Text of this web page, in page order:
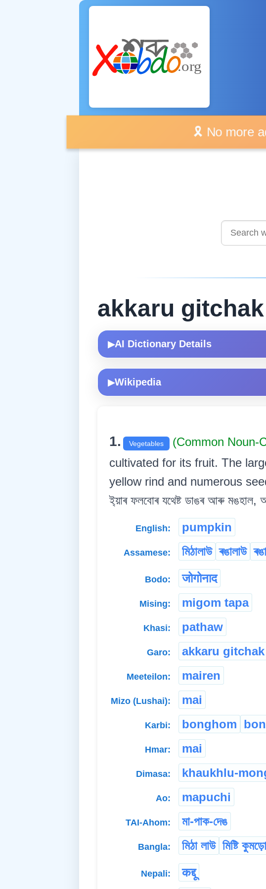
🎗️ No more
akkaru gitchak
▶AI Dictionary Details
▶Wikipedia
1. Vegetables (Common Noun-
cultivated for its fruit. The
yellow rind and numerous seeds.
ই্য়াৰ ফলবোৰ যথেষ্ট ডাঙৰ আৰু মঙহাল,
English: pumpkin
Assamese: মিঠালাউ ৰঙালাউ
Bodo: जोगोनाद
Mising: migom tapa
Khasi: pathaw
Garo: akkaru gitchak
Meeteilon: mairen
Mizo (Lushai): mai
Karbi: bonghom
Hmar: mai
Dimasa: khaukhlu-
Ao: mapuchi
TAI-Ahom: মা-পাক-দেঙ
Bangla: মিঠা লাউ মিষ্টি কুমড়ো
Nepali: कद्दू